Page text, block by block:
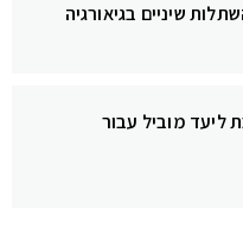
שיניים בגיאורגיה
ליעד מוביל עבור